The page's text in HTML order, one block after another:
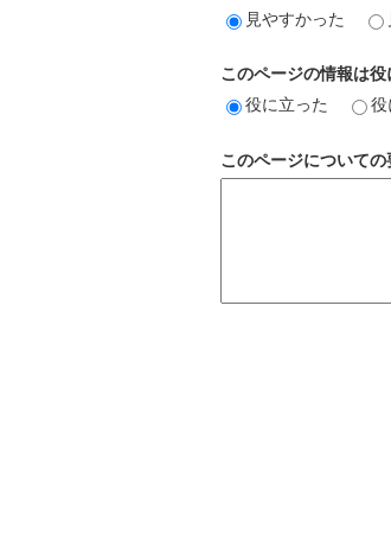
見やすかった
このページの情報は
役に立った
役
このページについての